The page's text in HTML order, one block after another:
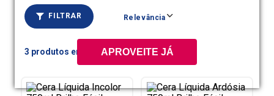
APROVEITE JÁ
FILTRAR Relevância
3